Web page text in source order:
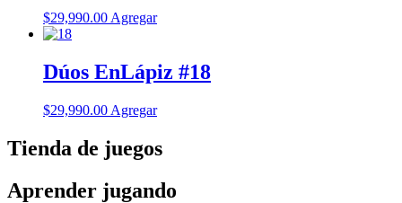
$29,990.00 Agregar
Dúos EnLápiz #18
$29,990.00 Agregar
Tienda de juegos
Aprender jugando